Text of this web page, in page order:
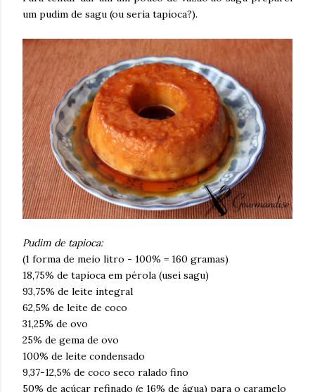
um pudim de sagu (ou seria tapioca?).
Pudim de tapioca:
(1 forma de meio litro - 100% = 160 gramas)
18,75% de tapioca em pérola (usei sagu)
93,75% de leite integral
62,5% de leite de coco
31,25% de ovo
25% de gema de ovo
100% de leite condensado
9,37-12,5% de coco seco ralado fino
50% de açúcar refinado (e 16% de água) para o caramelo